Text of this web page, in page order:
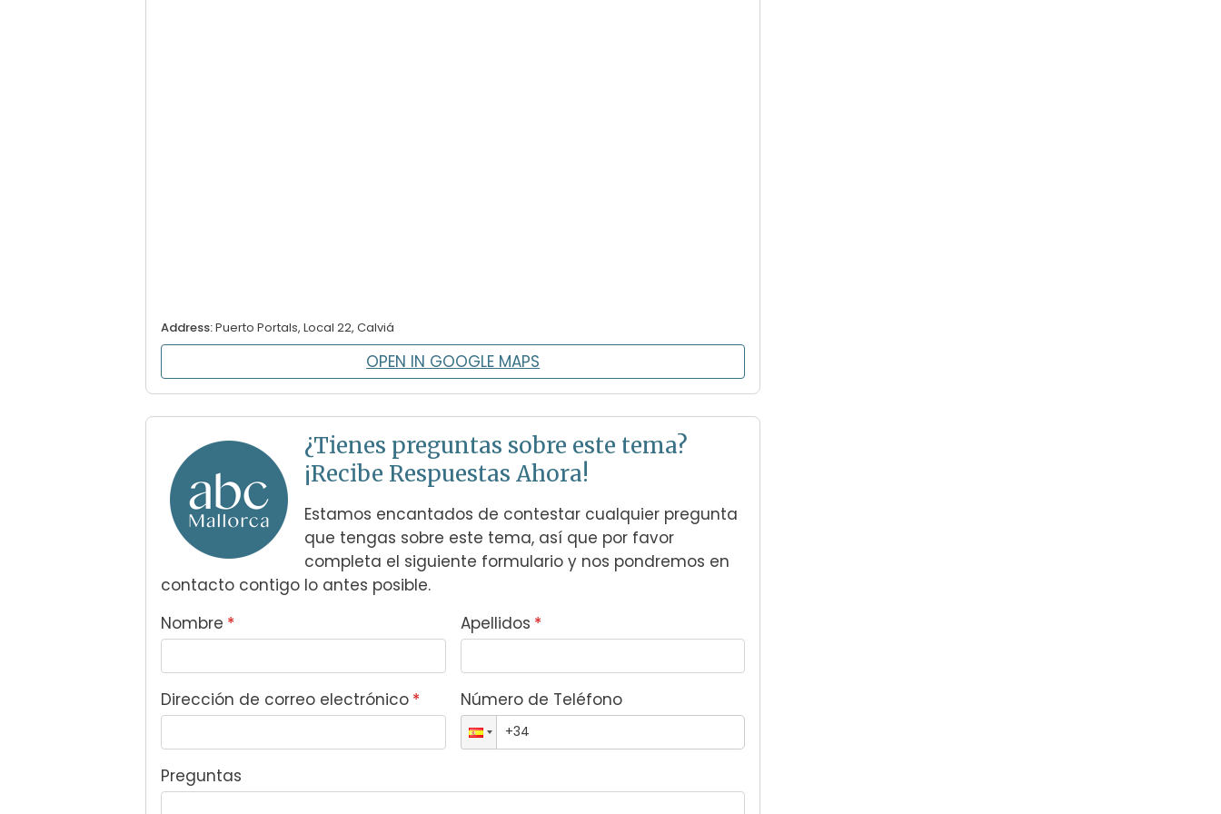
Address:Puerto Portals, Local 22, Calviá
OPEN IN GOOGLE MAPS
¿Tienes preguntas sobre este tema?
¡Recibe Respuestas Ahora!
Estamos encantados de contestar cualquier pregunta
que tengas sobre este tema, así que por favor
completa el siguiente formulario y nos pondremos en
contacto contigo lo antes posible.
Nombre * Apellidos *
Dirección de correo electrónico * Número de Teléfono
Preguntas